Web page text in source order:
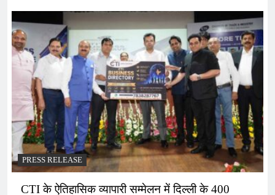
PRESS RELEASE
CTI के ऐतिहासिक व्यापारी सम्मेलन में दिल्ली के 400